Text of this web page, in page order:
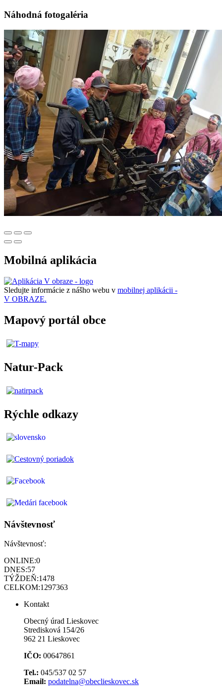
Náhodná fotogaléria
Mobilná aplikácia
Sledujte informácie z nášho webu v mobilnej aplikácii -
V OBRAZE.
Mapový portál obce
Natur-Pack
Rýchle odkazy
Návštevnosť
Návštevnosť:
ONLINE:0
DNES:57
TÝŽDEŇ:1478
CELKOM:1297363
Kontakt
Obecný úrad Lieskovec
Stredisková 154/26
962 21 Lieskovec
IČO: 00647861
Tel.: 045/537 02 57
Email: podatelna@obeclieskovec.sk